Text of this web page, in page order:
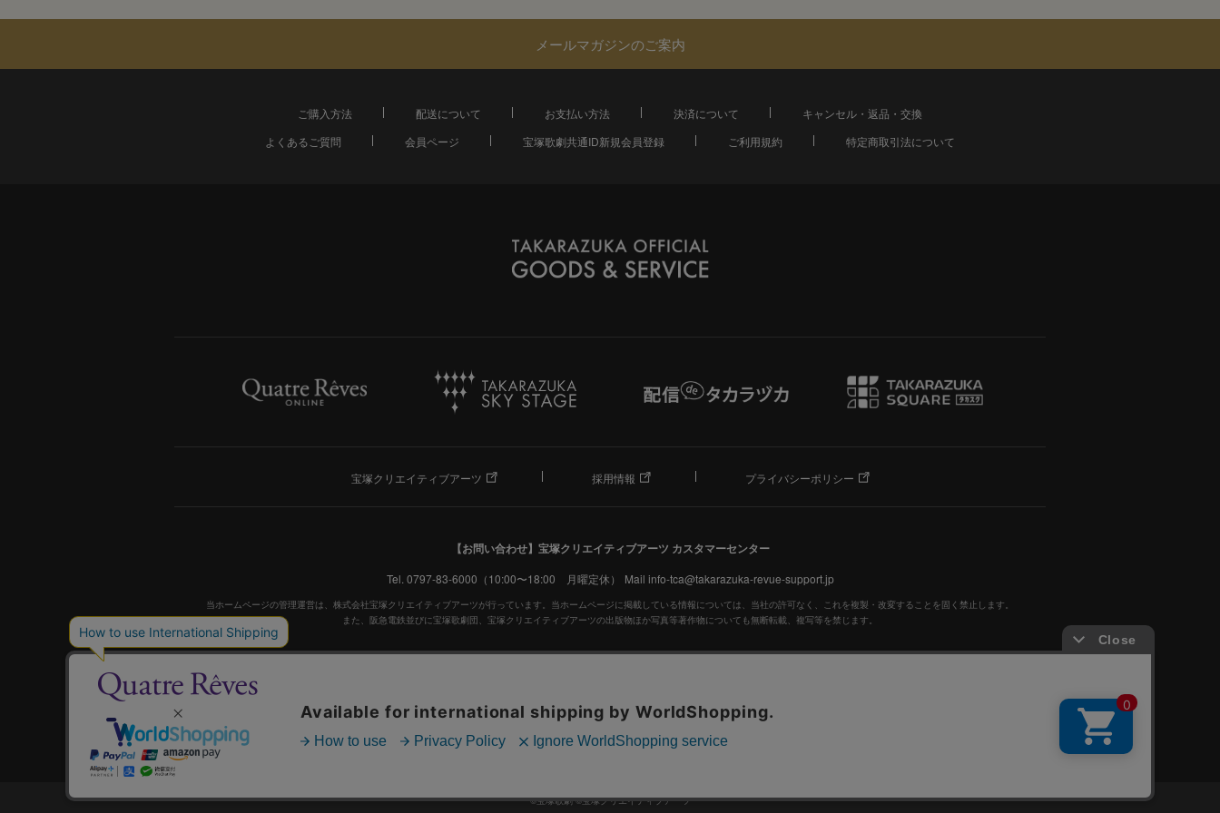
メールマガジンのご案内
ご購入方法 配送について お支払い方法 決済について
キャンセル・返品・交換
よくあるご質問
会員ページ 宝塚歌劇共通ID新規会員登録 ご利用規約 特定商取引法について
宝塚クリエイティブアーツ 採用情報 プライバシーポリシー
【お問い合わせ】 宝塚クリエイティブアーツ カスタマーセンター
Tel. 0797-83-6000（10:00〜18:00 月曜定休） Mail info-tca@takarazuka-revue-support.jp
当ホームページの管理運営は、株式会社宝塚クリエイティブアーツが行っています。当ホームページに掲載している情報については、当社の許可なく、これを複製・改変することを固く禁止します。
また、阪急電鉄並びに宝塚歌劇団、宝塚クリエイティブアーツの出版物ほか写真等著作物についても無断転載、複写等を禁じます。
JASRAC許諾番号：S0507081515
JASRAC許諾番号：9009941002Y45040
©宝塚歌劇 ©宝塚クリエイティブアーツ